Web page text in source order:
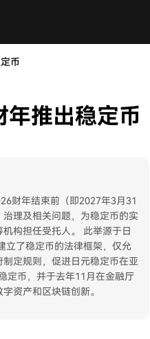
币
年推出稳定币
财年结束前（即2027年3月31
理及相关问题，为稳定币的实
构担任受托人。 此举源于日
立了稳定币的法律框架，仅允
定规则，促进日元稳定币在亚
定币，并于去年11月在金融厅
资产和区块链创新。